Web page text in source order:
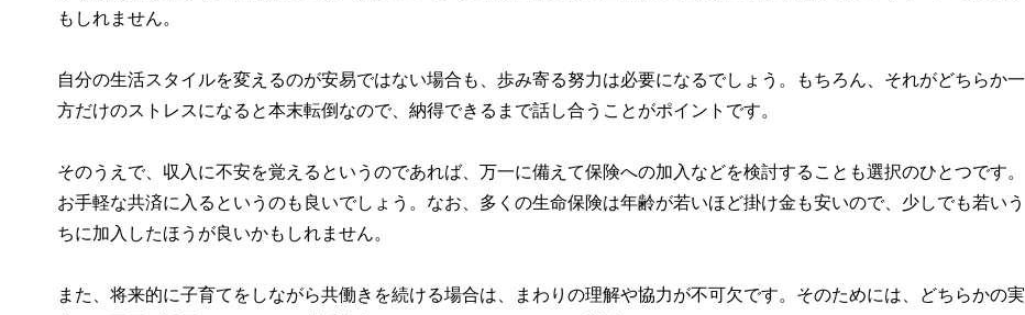
もしれません。
自分の生活スタイルを変えるのが安易ではない場合も、歩み寄る努力は必要になるでしょう。もちろん、それがどちらか一
方だけのストレスになると本末転倒なので、納得できるまで話し合うことがポイントです。
そのうえで、収入に不安を覚えるというのであれば、万一に備えて保険への加入などを検討することも選択のひとつです。
お手軽な共済に入るというのも良いでしょう。なお、多くの生命保険は年齢が若いほど掛け金も安いので、少しでも若いう
ちに加入したほうが良いかもしれません。
また、将来的に子育てをしながら共働きを続ける場合は、まわりの理解や協力が不可欠です。そのためには、どちらかの実